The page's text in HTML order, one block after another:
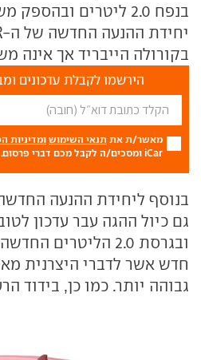
בקורולה הייבריד אך אינה
הירשמו לקבלת עדכונים
מאשר/ת את תנאי השימוש ומדיניות
iCar ומסכים/ה לקבל מכם דברי פרסום.
בנוסף ליחידת ההנעה
גם כיול ההגה עבר עדכון
ובגרסת 2.0 הליטרים
חדש אשר לדברי היצרנית
גבוהה יותר. כמו כן, בידוד